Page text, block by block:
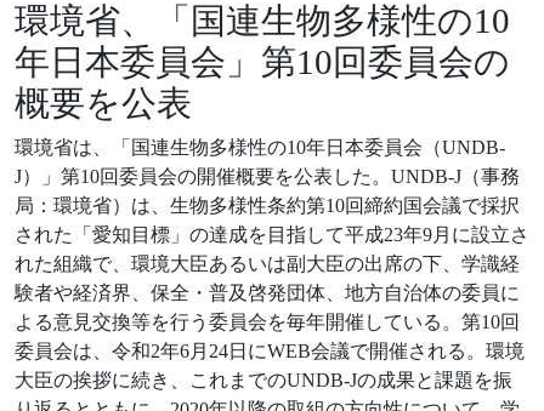
環境省、「国連生物多様性の10
年日本委員会」第10回委員会の
概要を公表
環境省は、「国連生物多様性の10年日本委員会（UNDB-
J）」第10回委員会の開催概要を公表した。UNDB-J（事務
局：環境省）は、生物多様性条約第10回締約国会議で採択
された「愛知目標」の達成を目指して平成23年9月に設立さ
れた組織で、環境大臣あるいは副大臣の出席の下、学識経
験者や経済界、保全・普及啓発団体、地方自治体の委員に
よる意見交換等を行う委員会を毎年開催している。第10回
委員会は、令和2年6月24日にWEB会議で開催される。環境
大臣の挨拶に続き、これまでのUNDB-Jの成果と課題を振